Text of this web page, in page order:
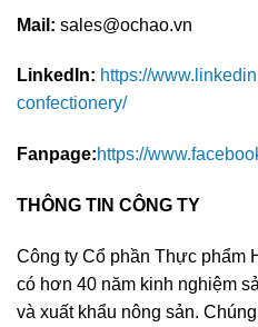
Mail: sales@ochao.vn
LinkedIn: https://
confectionery/
Fanpage:https://
THÔNG TIN CÔNG TY
Công ty Cổ phần Thực phẩm
có hơn 40 năm kinh nghiệm
và xuất khẩu nông sản.